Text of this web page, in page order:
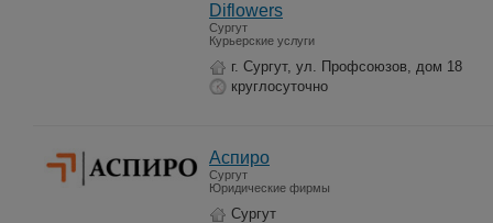
Diflowers
Сургут
Курьерские услуги
г. Сургут, ул. Профсоюзов, дом 18
круглосуточно
Аспиро
Сургут
Юридические фирмы
Сургут